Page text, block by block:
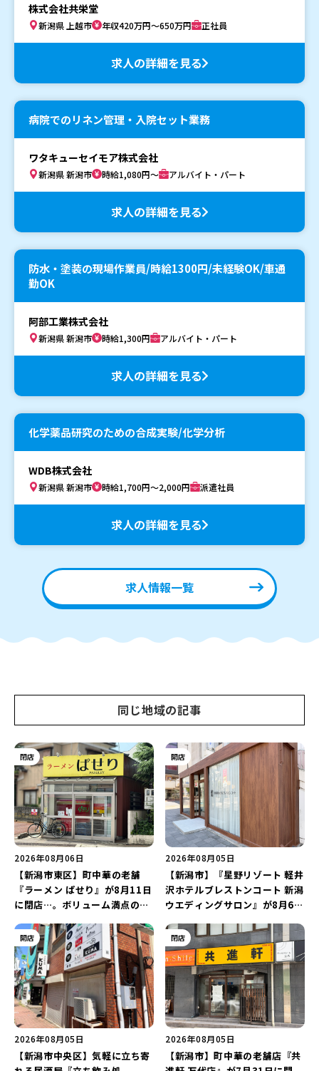
株式会社共栄堂
新潟県 上越市 年収420万円～650万円 正社員
求人の詳細を見る
病院でのリネン管理・入院セット業務
ワタキューセイモア株式会社
新潟県 新潟市 時給1,080円～ アルバイト・パート
求人の詳細を見る
防水・塗装の現場作業員/時給1300円/未経験OK/車通
勤OK
阿部工業株式会社
新潟県 新潟市 時給1,300円 アルバイト・パート
求人の詳細を見る
化学薬品研究のための合成実験/化学分析
WDB株式会社
新潟県 新潟市 時給1,700円～2,000円 派遣社員
求人の詳細を見る
求人情報一覧
同じ地域の記事
閉店
2026年08月06日
【新潟市東区】町中華の老舗
『ラーメン ぱせり』が8月11日
に閉店…。ボリューム満点の名
開店
2026年08月05日
【新潟市】『星野リゾート 軽井
沢ホテルブレストンコート 新潟
ウエディングサロン』が8月6日
グを万代で相談しよう♪
開店
2026年08月05日
【新潟市中央区】気軽に立ち寄
閉店
2026年08月05日
【新潟市】町中華の老舗店『共